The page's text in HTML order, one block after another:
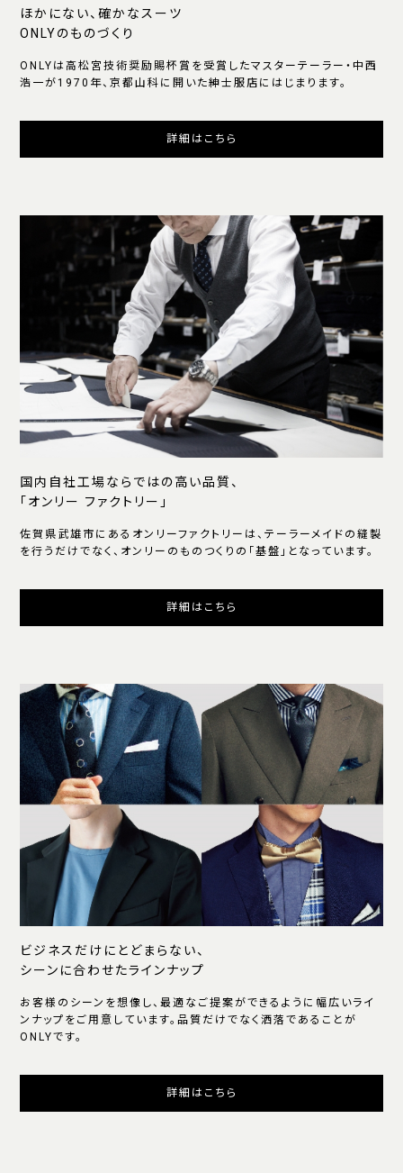
ほかにない、確かなスーツ
ONLYのものづくり
ONLYは高松宮技術奨励賜杯賞を受賞したマスターテーラー・中西
浩一が1970年、京都山科に開いた紳士服店にはじまります。
詳細はこちら
国内自社工場ならではの高い品質、
「オンリー ファクトリー」
佐賀県武雄市にあるオンリーファクトリーは、テーラーメイドの縫製
を行うだけでなく、オンリーのものつくりの「基盤」となっています。
詳細はこちら
ビジネスだけにとどまらない、
シーンに合わせたラインナップ
お客様のシーンを想像し、最適なご提案ができるように幅広いライ
ンナップをご用意しています。品質だけでなく洒落であることが
ONLYです。
詳細はこちら